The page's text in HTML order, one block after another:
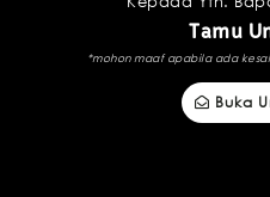
Tamu
*mohon maaf apabila ada
Buka